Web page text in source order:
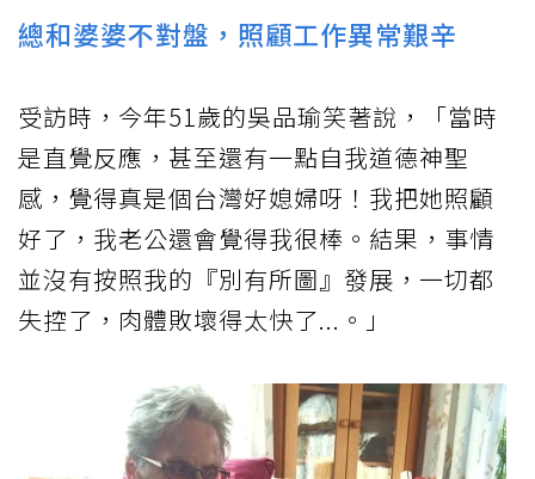
總和婆婆不對盤，照顧工作異常艱辛
受訪時，今年51歲的吳品瑜笑著說，「當時
是直覺反應，甚至還有一點自我道德神聖
感，覺得真是個台灣好媳婦呀！我把她照顧
好了，我老公還會覺得我很棒。結果，事情
並沒有按照我的『別有所圖』發展，一切都
失控了，肉體敗壞得太快了...。」